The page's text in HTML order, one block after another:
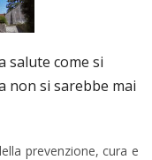
salute come si
non si sarebbe mai
prevenzione, cura e